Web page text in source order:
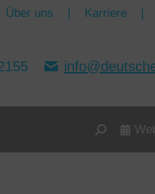
Über uns | Karriere |
Search: